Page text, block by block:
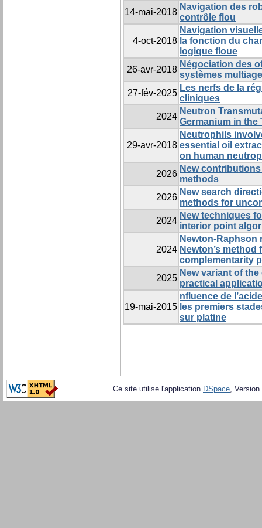
14-mai-2018
Navigation des
contrôle flou
4-oct-2018
Navigation
la fonction du
logique floue
26-avr-2018
Négociation des
systèmes
27-fév-2025
Les nerfs de la
cliniques
2024
Neutron
Germanium in the
29-avr-2018
Neutrophils
essential oil
on human
2026
New
methods
2026
New search
methods for
2024
New techniques
interior point
2024
Newton-Raphson
Newton’s
complementarity
2025
New variant of
practical
19-mai-2015
nfluence de
les premiers
sur platine
Ce site utilise l'application DSpace,